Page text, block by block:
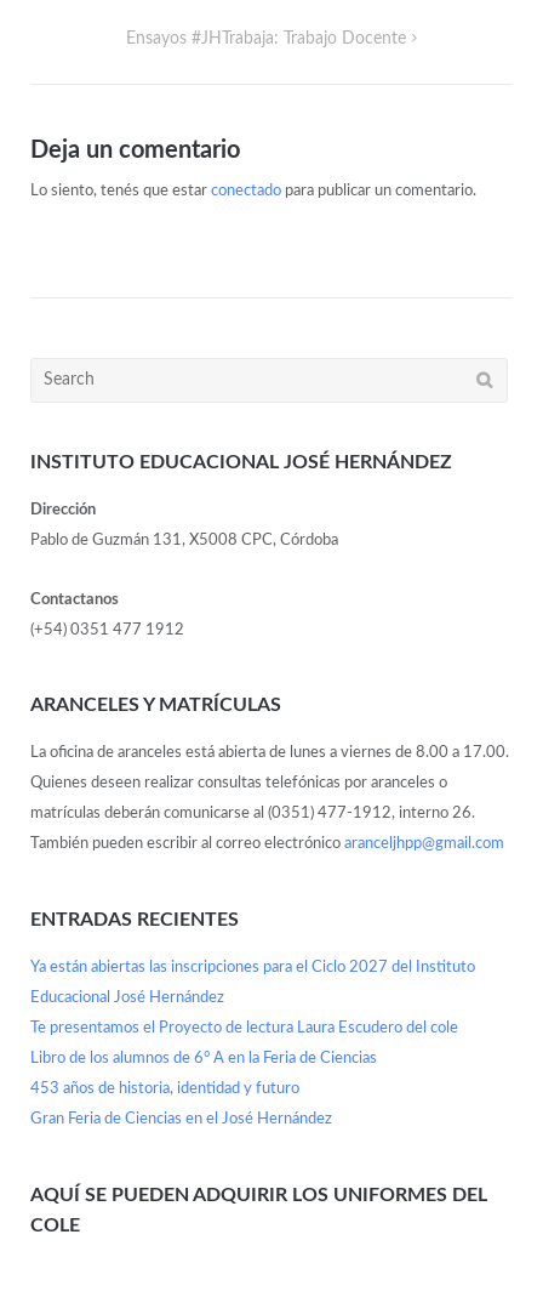
Ensayos #JHTrabaja: Trabajo Docente
Deja un comentario
Lo siento, tenés que estar conectadopara publicar un comentario.
INSTITUTO EDUCACIONAL JOSÉ HERNÁNDEZ
Dirección
Pablo de Guzmán 131, X5008 CPC, Córdoba
Contactanos
(+54) 0351 477 1912
ARANCELES Y MATRÍCULAS
La oficina de aranceles está abierta de lunes a viernes de 8.00 a 17.00.
Quienes deseen realizar consultas telefónicas por aranceles o
matrículas deberán comunicarse al (0351) 477-1912, interno 26.
También pueden escribir al correo electrónico aranceljhpp@gmail.com
ENTRADAS RECIENTES
Ya están abiertas las inscripciones para el Ciclo 2027 del Instituto
Educacional José Hernández
Te presentamos el Proyecto de lectura Laura Escudero del cole
Libro de los alumnos de 6° A en la Feria de Ciencias
453 años de historia, identidad y futuro
Gran Feria de Ciencias en el José Hernández
AQUÍ SE PUEDEN ADQUIRIR LOS UNIFORMES DEL
COLE